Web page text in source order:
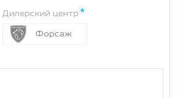
Дилерский центр
Форсаж